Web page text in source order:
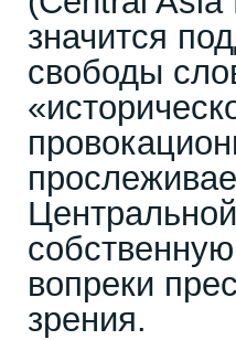
значится
свободы
вопреки
зрения.